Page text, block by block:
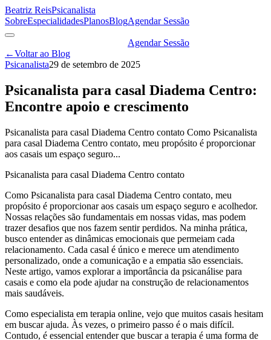
Beatriz ReisPsicanalista
SobreEspecialidadesPlanosBlogAgendar Sessão
Agendar Sessão
←Voltar ao Blog
Psicanalista29 de setembro de 2025
Psicanalista para casal Diadema Centro:
Encontre apoio e crescimento
Psicanalista para casal Diadema Centro contato Como Psicanalista
para casal Diadema Centro contato, meu propósito é proporcionar
aos casais um espaço seguro...
Psicanalista para casal Diadema Centro contato
Como Psicanalista para casal Diadema Centro contato, meu
propósito é proporcionar aos casais um espaço seguro e acolhedor.
Nossas relações são fundamentais em nossas vidas, mas podem
trazer desafios que nos fazem sentir perdidos. Na minha prática,
busco entender as dinâmicas emocionais que permeiam cada
relacionamento. Cada casal é único e merece um atendimento
personalizado, onde a comunicação e a empatia são essenciais.
Neste artigo, vamos explorar a importância da psicanálise para
casais e como ela pode ajudar na construção de relacionamentos
mais saudáveis.
Como especialista em terapia online, vejo que muitos casais hesitam
em buscar ajuda. Às vezes, o primeiro passo é o mais difícil.
Contudo, é essencial entender que buscar a terapia é uma forma de